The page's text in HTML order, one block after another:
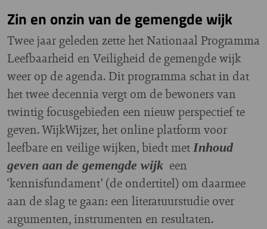
Zin en onzin van de gemengde wijk
Twee jaar geleden zette het Nationaal Programma
Leefbaarheid en Veiligheid de gemengde wijk
weer op de agenda. Dit programma schat in dat
het twee decennia vergt om de bewoners van
twintig focusgebieden een nieuw perspectief te
geven. WijkWijzer, het online platform voor
leefbare en veilige wijken, biedt met Inhoud
geven aan de gemengde wijk een
‘kennisfundament’ (de ondertitel) om daarmee
aan de slag te gaan: een literatuurstudie over
argumenten, instrumenten en resultaten.